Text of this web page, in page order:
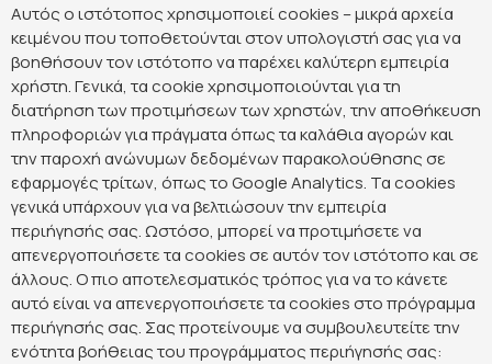
Αυτός ο ιστότοπος χρησιμοποιεί cookies – μικρά αρχεία
κειμένου που τοποθετούνται στον υπολογιστή σας για να
βοηθήσουν τον ιστότοπο να παρέχει καλύτερη εμπειρία
χρήστη. Γενικά, τα cookie χρησιμοποιούνται για τη
διατήρηση των προτιμήσεων των χρηστών, την αποθήκευση
πληροφοριών για πράγματα όπως τα καλάθια αγορών και
την παροχή ανώνυμων δεδομένων παρακολούθησης σε
εφαρμογές τρίτων, όπως το Google Analytics. Τα cookies
γενικά υπάρχουν για να βελτιώσουν την εμπειρία
περιήγησής σας. Ωστόσο, μπορεί να προτιμήσετε να
απενεργοποιήσετε τα cookies σε αυτόν τον ιστότοπο και σε
άλλους. Ο πιο αποτελεσματικός τρόπος για να το κάνετε
αυτό είναι να απενεργοποιήσετε τα cookies στο πρόγραμμα
περιήγησής σας. Σας προτείνουμε να συμβουλευτείτε την
ενότητα βοήθειας του προγράμματος περιήγησής σας: